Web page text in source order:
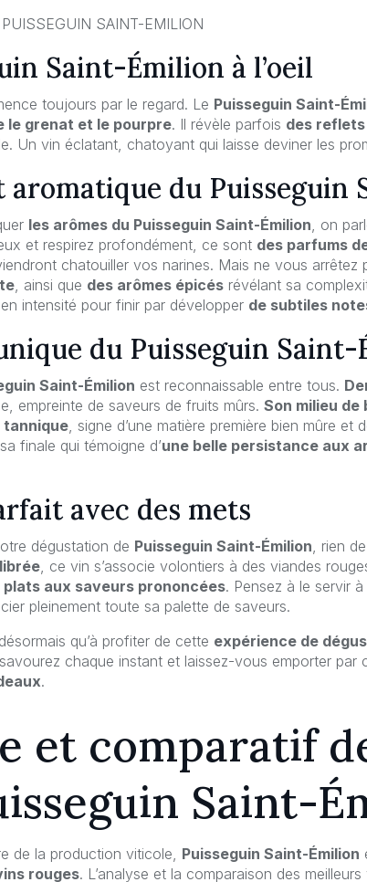
Saint-Émilion à l’oeil
toujours par le regard. Le Puisseguin Saint-
le grenat et le pourpre. Il révèle parfois des
Un vin éclatant, chatoyant qui laisse deviner les
aromatique du Puisseguin
les arômes du Puisseguin Saint-Émilion, on
et respirez profondément, ce sont des parfums
chatouiller vos narines. Mais ne vous
, ainsi que des arômes épicés révélant sa
intensité pour finir par développer de subtiles
du Puisseguin
Saint-Émilion est reconnaissable entre tous.
empreinte de saveurs de fruits mûrs. Son milieu de
, signe d’une matière première bien mûre et
finale qui témoigne d’une belle persistance aux
avec des mets
dégustation de Puisseguin Saint-Émilion, rien
, ce vin s’associe volontiers à des viandes
plats aux saveurs prononcées. Pensez à le servir
pleinement toute sa palette de saveurs.
qu’à profiter de cette expérience de
chaque instant et laissez-vous emporter
.
et comparatif
Saint-
de la production viticole, Puisseguin Saint-Émilion
rouges. L’analyse et la comparaison des